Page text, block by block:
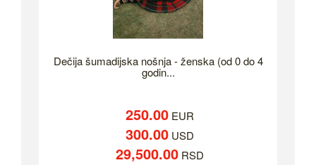
Dečija šumadijska nošnja - ženska (od 0 do 4
godin...
250.00 EUR
300.00 USD
29,500.00 RSD